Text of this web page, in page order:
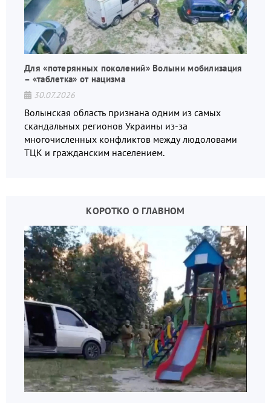
Для «потерянных поколений» Волыни мобилизация
– «таблетка» от нацизма
30.07.2026
Волынская область признана одним из самых
скандальных регионов Украины из-за
многочисленных конфликтов между людоловами
ТЦК и гражданским населением.
КОРОТКО О ГЛАВНОМ